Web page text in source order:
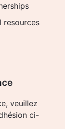
resources
veuillez
ci-